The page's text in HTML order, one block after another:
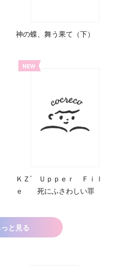
神の蝶、舞う果て（下）
NEW
ＫＺ’ Ｕｐｐｅｒ Ｆｉｌ
ｅ 死にふさわしい罪
っと見る